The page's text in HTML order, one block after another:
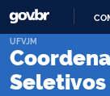
Seletivos
UFVJM